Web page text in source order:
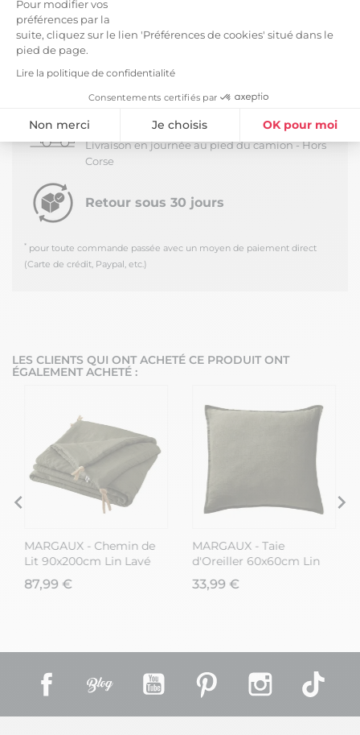
Pour modifier vos
préférences par la
suite, cliquez sur le lien 'Préférences de cookies' situé dans le
pied de page.
Lire la politique de confidentialité
Consentements certifiés par
Non merci Je choisis OK pour moi
Axeptio consent
Plateforme de Gestion du Consentement : Personnalisez vos
Notre plateforme vous permet d'adapter et de gérer vos
similaires, sèche-linge possible. Margaux, une
gamme de linge respectueuse de l'environnement,
et pour toute la maison !
LIVRAISON ET RETOURS
Estimée à partir duJeudi 13 Août 2026 *
Livraison en journée au pied du camion - Hors
Corse
Retour sous 30 jours
* pour toute commande passée avec un moyen de paiement direct
(Carte de crédit, Paypal, etc.)
LES CLIENTS QUI ONT ACHETÉ CE PRODUIT ONT
ÉGALEMENT ACHETÉ :
MARGAUX - Chemin de
Lit 90x200cm Lin Lavé
Coloris Thym
87,99 €
MARGAUX - Taie
d'Oreiller 60x60cm Lin
Lavé Coloris Thym
33,99 €
Facebook YouTube Pinterest Instagram